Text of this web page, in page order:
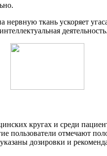
ткань ускоряет
деятельность.
кругах и среди
отмечают
дозировки и